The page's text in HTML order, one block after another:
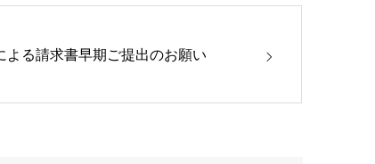
よる請求書早期ご提出のお願い